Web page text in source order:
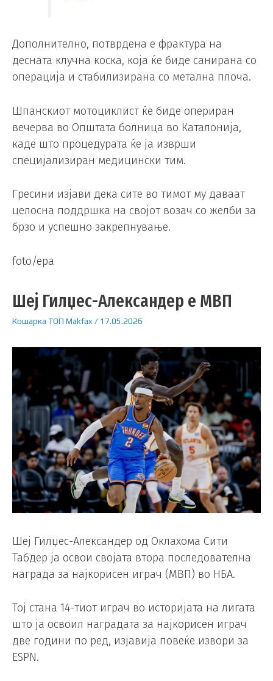
Дополнително, потврдена е фрактура на
десната клучна коска, која ќе биде санирана со
операција и стабилизирана со метална плоча.
Шпанскиот мотоциклист ќе биде опериран
вечерва во Општата болница во Каталонија,
каде што процедурата ќе ја изврши
специјализиран медицински тим.
Гресини изјави дека сите во тимот му даваат
целосна поддршка на својот возач со желби за
брзо и успешно закрепнување.
foto/epa
Шеј Гилџес-Александер е МВП
Кошарка ТОП Makfax / 17.05.2026
Шеј Гилџес-Александер од Оклахома Сити
Табдер ја освои својата втора последователна
награда за најкорисен играч (MВП) во НБА.
Тој стана 14-тиот играч во историјата на лигата
што ја освоил наградата за најкорисен играч
две години по ред, изјавија повеќе извори за
ESPN.